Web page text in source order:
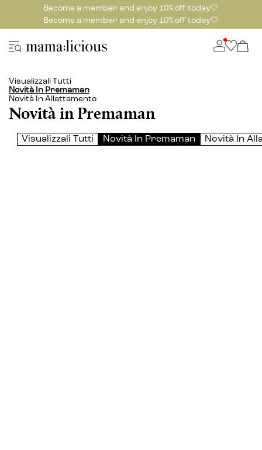
Become a member and enjoy 10% off today🤍
Become a member and enjoy 10% off today🤍
Visualizzali Tutti
Novità In Premaman
Novità In Allattamento
Novità in Premaman
Visualizzali Tutti Novità In Premaman Novità In